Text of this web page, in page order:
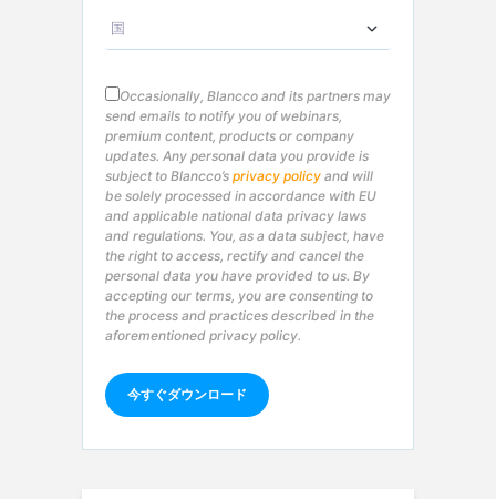
Occasionally, Blancco and its partners may
send emails to notify you of webinars,
premium content, products or company
updates. Any personal data you provide is
subject to Blancco’s privacy policy and will
be solely processed in accordance with EU
and applicable national data privacy laws
and regulations. You, as a data subject, have
the right to access, rectify and cancel the
personal data you have provided to us. By
accepting our terms, you are consenting to
the process and practices described in the
aforementioned privacy policy.